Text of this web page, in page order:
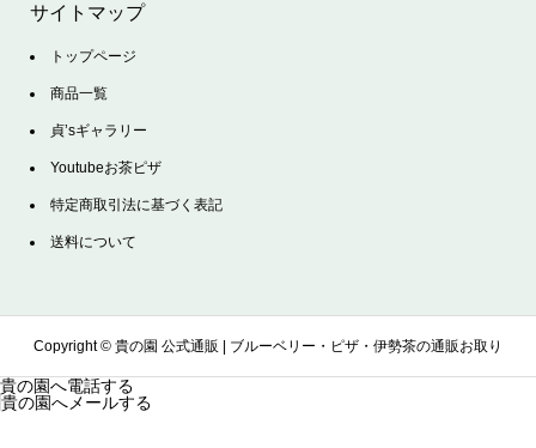
サイトマップ
トップページ
商品一覧
貞’sギャラリー
Youtubeお茶ピザ
特定商取引法に基づく表記
送料について
Copyright © 貴の園 公式通販 | ブルーベリー・ピザ・伊勢茶の通販お取り
貴の園へ電話する
貴の園へメールする